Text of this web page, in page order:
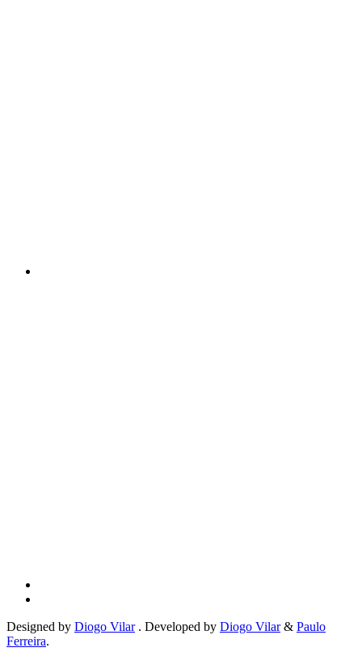
Designed by Diogo Vilar . Developed by Diogo Vilar & Paulo
Ferreira.